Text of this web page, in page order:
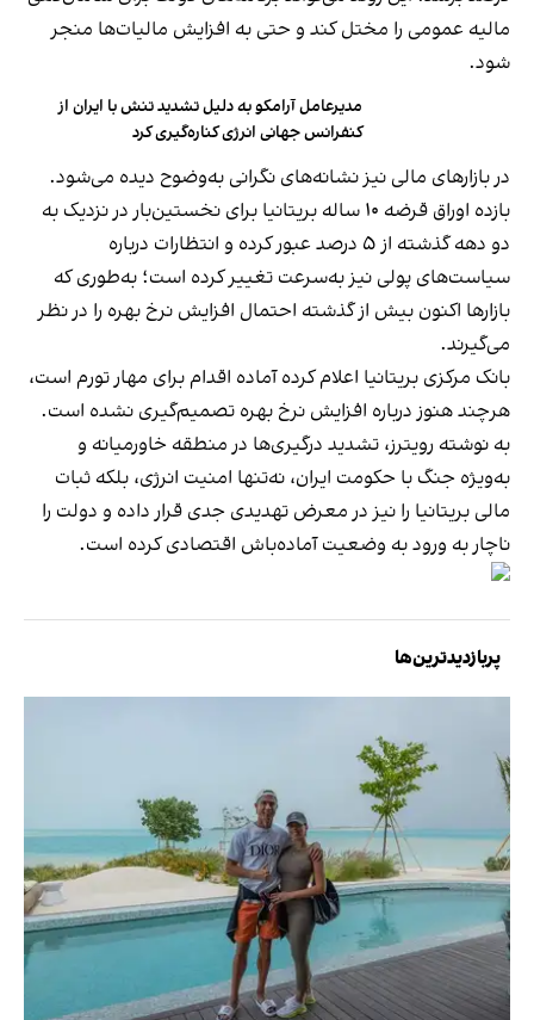
مالیه عمومی را مختل کند و حتی به افزایش مالیات‌ها منجر
شود.
مدیرعامل آرامکو به دلیل تشدید تنش با ایران از
کنفرانس جهانی انرژی کناره‌گیری کرد
در بازارهای مالی نیز نشانه‌های نگرانی به‌وضوح دیده می‌شود.
بازده اوراق قرضه ۱۰ ساله بریتانیا برای نخستین‌بار در نزدیک به
دو دهه گذشته از ۵ درصد عبور کرده و انتظارات درباره
سیاست‌های پولی نیز به‌سرعت تغییر کرده است؛ به‌طوری که
بازارها اکنون بیش از گذشته احتمال افزایش نرخ بهره را در نظر
می‌گیرند.
بانک مرکزی بریتانیا اعلام کرده آماده اقدام برای مهار تورم است،
هرچند هنوز درباره افزایش نرخ بهره تصمیم‌گیری نشده است.
به نوشته رویترز، تشدید درگیری‌ها در منطقه خاورمیانه و
به‌ویژه جنگ با حکومت ایران، نه‌تنها امنیت انرژی، بلکه ثبات
مالی بریتانیا را نیز در معرض تهدیدی جدی قرار داده و دولت را
ناچار به ورود به وضعیت آماده‌باش اقتصادی کرده است.
پربازدیدترین‌ها